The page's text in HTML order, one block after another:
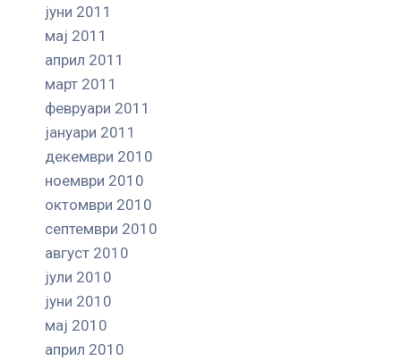
јуни 2011
мај 2011
април 2011
март 2011
февруари 2011
јануари 2011
декември 2010
ноември 2010
октомври 2010
септември 2010
август 2010
јули 2010
јуни 2010
мај 2010
април 2010